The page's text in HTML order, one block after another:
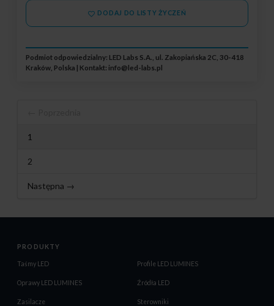
DODAJ DO LISTY ŻYCZEŃ
Podmiot odpowiedzialny: LED Labs S.A., ul. Zakopiańska 2C, 30-418
Kraków, Polska | Kontakt: info@led-labs.pl
1
2
Następna →
PRODUKTY
Taśmy LED Profile LED LUMINES
Oprawy LED LUMINES Źródła LED
Zasilacze Sterowniki